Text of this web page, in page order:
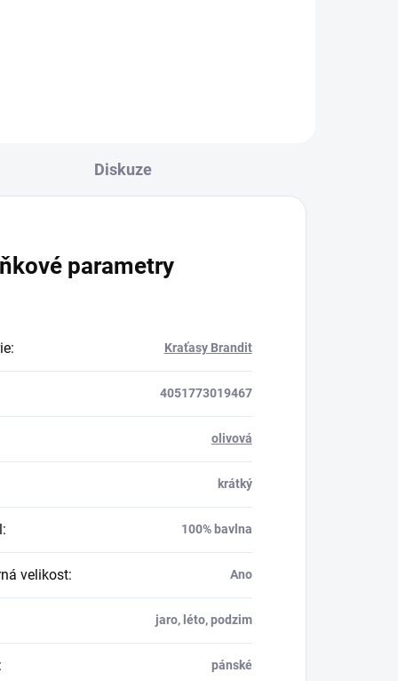
Diskuze
parametry
: Kraťasy Brandit
4051773019467
olivová
krátký
: 100% bavlna
velikost: Ano
jaro, léto, podzim
pánské